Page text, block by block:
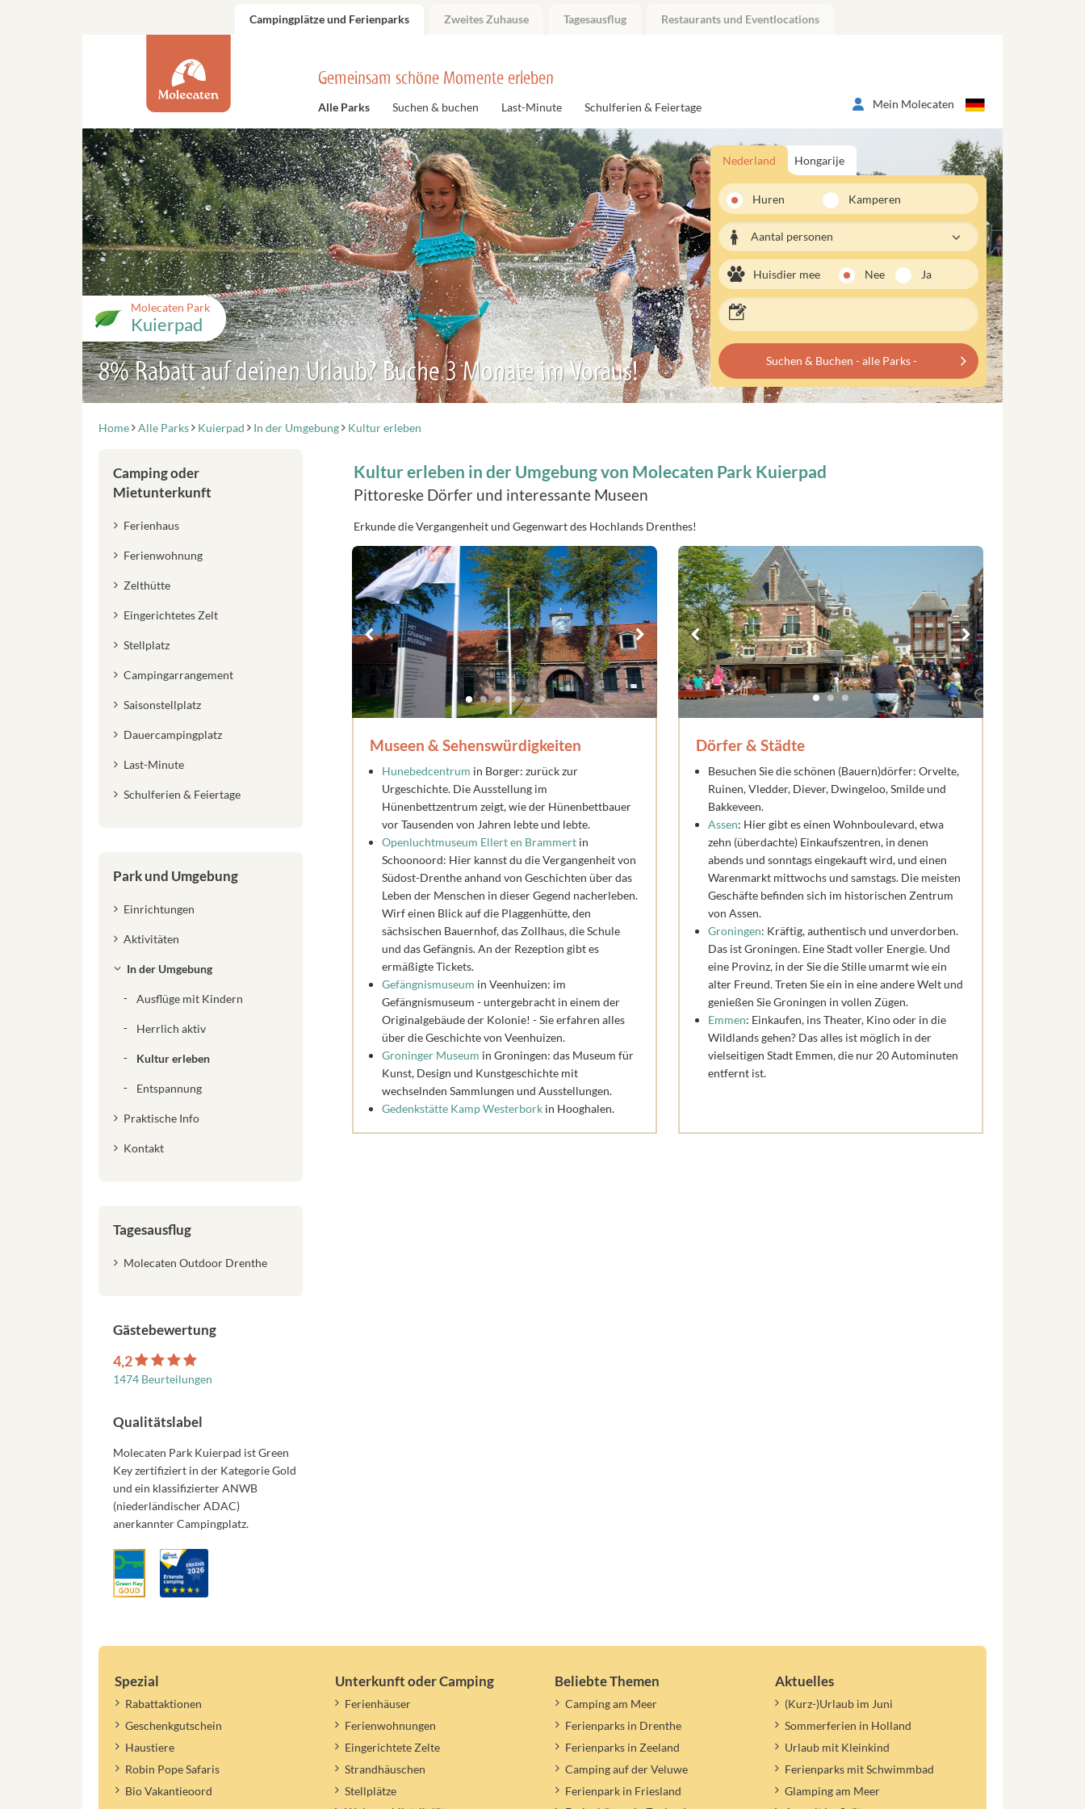
Campingplätze und Ferienparks Zweites Zuhause Tagesausflug Restaurants und Eventlocations
Gemeinsam schöne Momente erleben
Alle Parks Suchen & buchen Last-Minute Schulferien & Feiertage Mein Molecaten
Molecaten Park
Kuierpad
8% Rabatt auf deinen Urlaub? Buche 3 Monate im Voraus!
Nederland Hongarije
Huren Kamperen
Aantal personen
Huisdier mee Nee Ja
Suchen & Buchen - alle Parks -
Home Alle Parks Kuierpad In der Umgebung Kultur erleben
Kultur erleben in der Umgebung von Molecaten Park Kuierpad
Pittoreske Dörfer und interessante Museen
Erkunde die Vergangenheit und Gegenwart des Hochlands Drenthes!
Museen & Sehenswürdigkeiten
Hunebedcentrum in Borger: zurück zur
Urgeschichte. Die Ausstellung im
Hünenbettzentrum zeigt, wie der Hünenbettbauer
vor Tausenden von Jahren lebte und lebte.
Openluchtmuseum Ellert en Brammertin
Schoonoord: Hier kannst du die Vergangenheit von
Südost-Drenthe anhand von Geschichten über das
Leben der Menschen in dieser Gegend nacherleben.
Wirf einen Blick auf die Plaggenhütte, den
sächsischen Bauernhof, das Zollhaus, die Schule
und das Gefängnis. An der Rezeption gibt es
ermäßigte Tickets.
Gefängnismuseum in Veenhuizen: im
Gefängnismuseum - untergebracht in einem der
Originalgebäude der Kolonie! - Sie erfahren alles
über die Geschichte von Veenhuizen.
Groninger Museum in Groningen: das Museum für
Kunst, Design und Kunstgeschichte mit
wechselnden Sammlungen und Ausstellungen.
Gedenkstätte Kamp Westerborkin Hooghalen.
Dörfer & Städte
Besuchen Sie die schönen (Bauern)dörfer: Orvelte,
Ruinen, Vledder, Diever, Dwingeloo, Smilde und
Bakkeveen.
Assen: Hier gibt es einen Wohnboulevard, etwa
zehn (überdachte) Einkaufszentren, in denen
abends und sonntags eingekauft wird, und einen
Warenmarkt mittwochs und samstags. Die meisten
Geschäfte befinden sich im historischen Zentrum
von Assen.
Groningen: Kräftig, authentisch und unverdorben.
Das ist Groningen. Eine Stadt voller Energie. Und
eine Provinz, in der Sie die Stille umarmt wie ein
alter Freund. Treten Sie ein in eine andere Welt und
genießen Sie Groningen in vollen Zügen.
Emmen: Einkaufen, ins Theater, Kino oder in die
Wildlands gehen? Das alles ist möglich in der
vielseitigen Stadt Emmen, die nur 20 Autominuten
entfernt ist.
Camping oder
Mietunterkunft
Ferienhaus
Ferienwohnung
Zelthütte
Eingerichtetes Zelt
Stellplatz
Campingarrangement
Saisonstellplatz
Dauercampingplatz
Last-Minute
Schulferien & Feiertage
Park und Umgebung
Einrichtungen
Aktivitäten
In der Umgebung
Ausflüge mit Kindern
Herrlich aktiv
Kultur erleben
Entspannung
Praktische Info
Kontakt
Tagesausflug
Molecaten Outdoor Drenthe
Gästebewertung
4,2
1474 Beurteilungen
Qualitätslabel
Molecaten Park Kuierpad ist Green
Key zertifiziert in der Kategorie Gold
und ein klassifizierter ANWB
(niederländischer ADAC)
anerkannter Campingplatz.
Spezial
Rabattaktionen
Geschenkgutschein
Haustiere
Robin Pope Safaris
Bio Vakantieoord
Unterkunft oder Camping
Ferienhäuser
Ferienwohnungen
Eingerichtete Zelte
Strandhäuschen
Stellplätze
Beliebte Themen
Camping am Meer
Ferienparks in Drenthe
Ferienparks in Zeeland
Camping auf der Veluwe
Ferienpark in Friesland
Aktuelles
(Kurz-)Urlaub im Juni
Sommerferien in Holland
Urlaub mit Kleinkind
Ferienparks mit Schwimmbad
Glamping am Meer